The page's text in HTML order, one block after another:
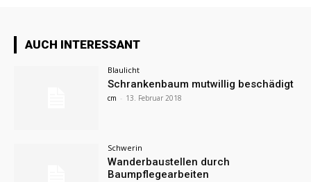
AUCH INTERESSANT
Blaulicht
Schrankenbaum mutwillig beschädigt
cm - 13. Februar 2018
Schwerin
Wanderbaustellen durch
Baumpflegearbeiten